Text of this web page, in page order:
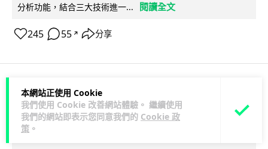
本網站正使用 Cookie
我們使用 Cookie 改善網站體驗。 繼續使用
我們的網站即表示您同意我們的 Cookie 政
策 。
分析功能，結合三大技術進一...
閱讀全文
245 55 ↗ 分享
人工智能
Lawton